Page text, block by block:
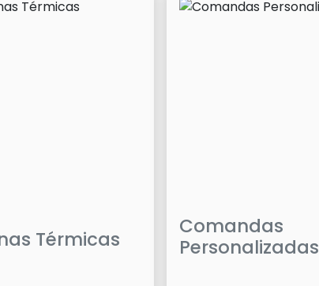
Térmicas
Comandas
Personalizadas